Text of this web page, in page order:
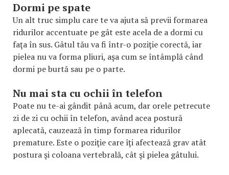
Dormi pe spate
Un alt truc simplu care te va ajuta să previi formarea
ridurilor accentuate pe gât este acela de a dormi cu
faţa în sus. Gâtul tău va fi într-o poziţie corectă, iar
pielea nu va forma pliuri, aşa cum se întâmplă când
dormi pe burtă sau pe o parte.
Nu mai sta cu ochii în telefon
Poate nu te-ai gândit până acum, dar orele petrecute
zi de zi cu ochii în telefon, având acea postură
aplecată, cauzează în timp formarea ridurilor
premature. Este o poziţie care îţi afectează grav atât
postura şi coloana vertebrală, cât şi pielea gâtului.